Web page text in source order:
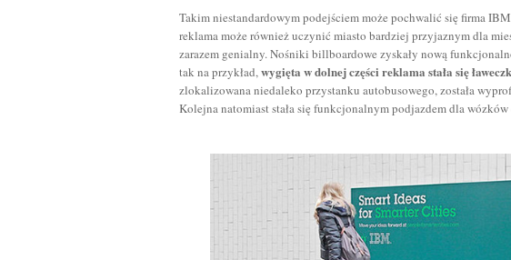
Takim niestandardowym podejściem może pochwalić się firma
reklama może również uczynić miasto bardziej przyjaznym dla
zarazem genialny. Nośniki billboardowe zyskały nową
tak na przykład,wygięta w dolnej części reklama stała się
zlokalizowana niedaleko przystanku autobusowego, została
Kolejna natomiast stała się funkcjonalnym podjazdem dla wózków